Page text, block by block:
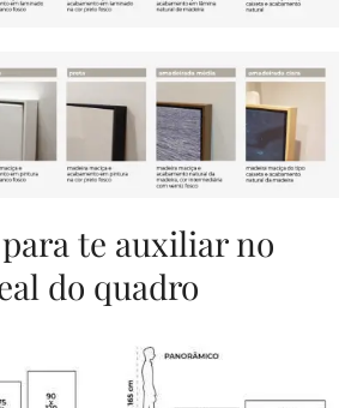
te auxiliar no
do quadro